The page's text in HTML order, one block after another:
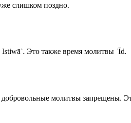
слишком поздно.
Это также время молитвы ʿĪd.
молитвы запрещены.